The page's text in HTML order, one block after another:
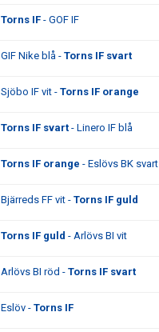
Torns IF - GOF IF
GIF Nike blå - Torns IF svart
Sjöbo IF vit - Torns IF orange
Torns IF svart - Linero IF blå
Torns IF orange - Eslövs BK svart
Bjärreds FF vit - Torns IF guld
Torns IF guld - Arlövs BI vit
Arlövs BI röd - Torns IF svart
Eslöv - Torns IF